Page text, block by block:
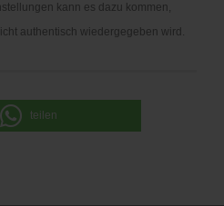
kann es dazu kommen,
authentisch wiedergegeben wird .
teilen